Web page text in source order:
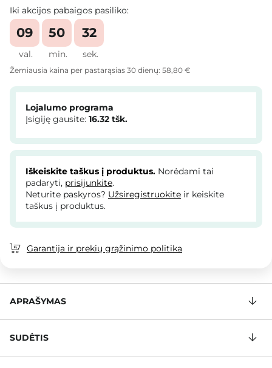
Iki akcijos pabaigos pasiliko:
val.
09
min.
50
sek.
31
Žemiausia kaina per pastarąsias 30 dienų: 58,80 €
Lojalumo programa
Įsigiję gausite: 16.32 tšk.
Iškeiskite taškus į produktus. Norėdami tai
padaryti, prisijunkite.
Neturite paskyros? Užsiregistruokite ir keiskite
taškus į produktus.
Garantija ir prekių grąžinimo politika
APRAŠYMAS
SUDĖTIS